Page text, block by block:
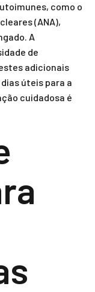
como o
(ANA),
A
de
adicionais
úteis para a
cuidadosa é